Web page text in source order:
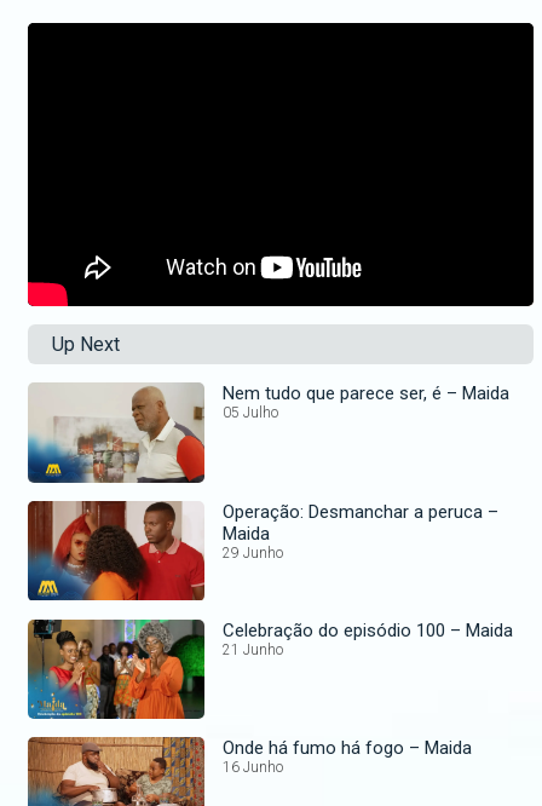
Up Next
Nem tudo que parece ser, é – Maida
05 Julho
Operação: Desmanchar a peruca –
Maida
29 Junho
Celebração do episódio 100 – Maida
21 Junho
Onde há fumo há fogo – Maida
16 Junho